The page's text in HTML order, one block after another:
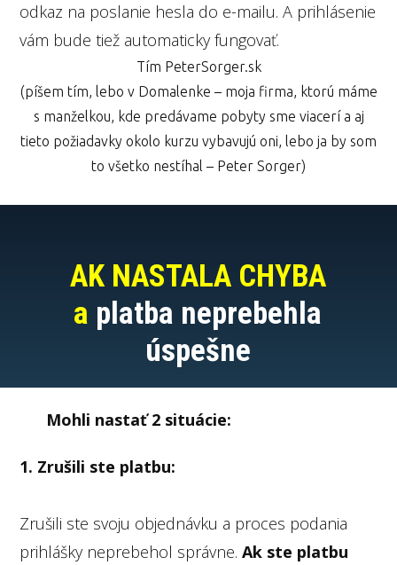
odkaz na poslanie hesla do e-mailu. A prihlásenie
vám bude tiež automaticky fungovať.
Tím PeterSorger.sk
(píšem tím, lebo v Domalenke – moja firma, ktorú máme
s manželkou, kde predávame pobyty sme viacerí a aj
tieto požiadavky okolo kurzu vybavujú oni, lebo ja by som
to všetko nestíhal – Peter Sorger)
AK NASTALA CHYBA
a platba neprebehla
úspešne
Mohli nastať 2 situácie:
1. Zrušili ste platbu:
Zrušili ste svoju objednávku a proces podania
prihlášky neprebehol správne.Ak ste platbu